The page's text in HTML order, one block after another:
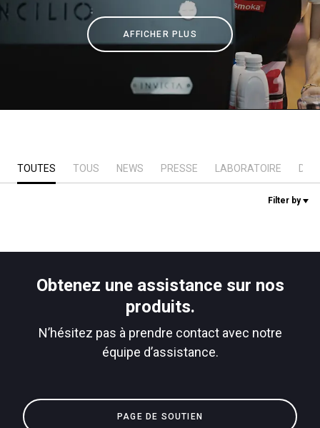
AFFICHER PLUS
TOUTES TOUS NEWS PRESSE LABORATOIRE
Filter by
Obtenez une assistance sur nos
produits.
N’hésitez pas à prendre contact avec notre
équipe d’assistance.
PAGE DE SOUTIEN
Durabilité
Nous contacter
Politique de confidentialité